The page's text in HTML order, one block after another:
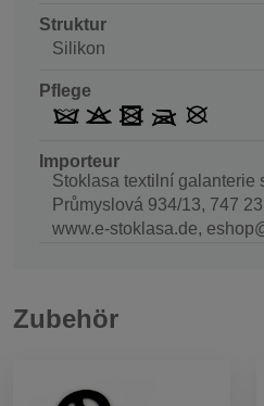
Struktur
Silikon
Pflege
Importeur
Stoklasa textilní galanterie
Průmyslová 934/13, 747
www.e-stoklasa.de,
Zubehör